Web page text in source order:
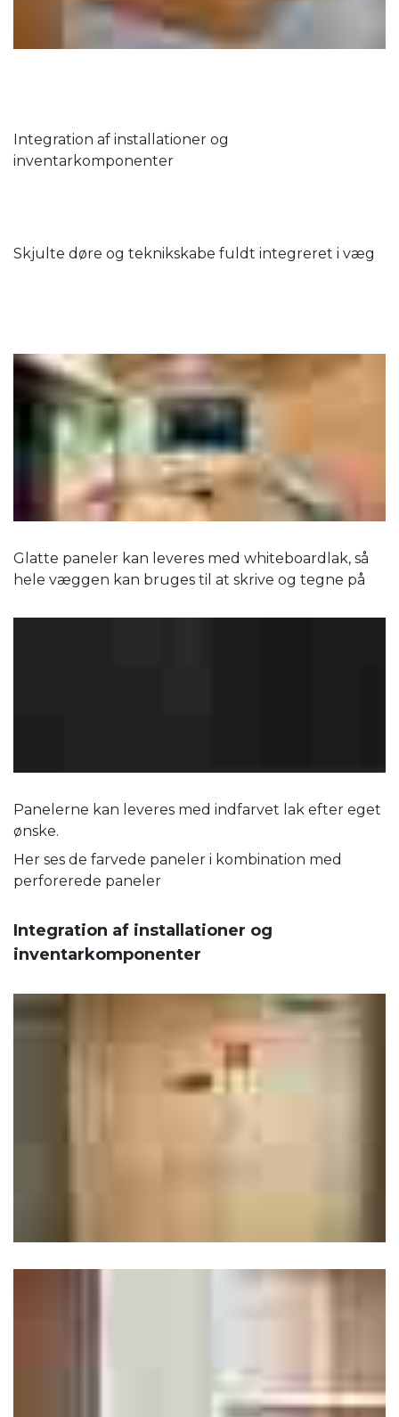
Integration af installationer og
inventarkomponenter
Skjulte døre og teknikskabe fuldt integreret i væg
Glatte paneler kan leveres med whiteboardlak, så
hele væggen kan bruges til at skrive og tegne på
Panelerne kan leveres med indfarvet lak efter eget
ønske.
Her ses de farvede paneler i kombination med
perforerede paneler
Integration af installationer og
inventarkomponenter